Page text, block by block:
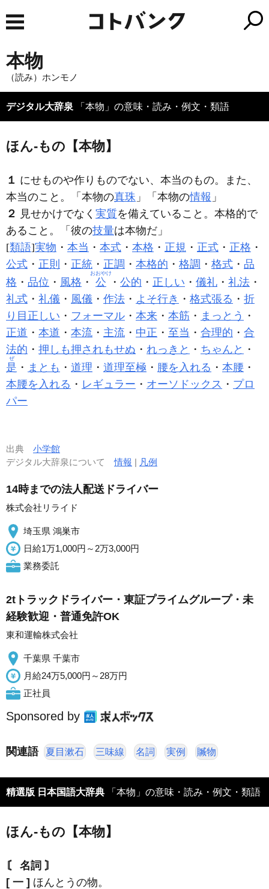
本物
（読み）ホンモノ
デジタル大辞泉 「本物」の意味・読み・例文・類語
ほん‐もの【本物】
１ にせものや作りものでない、本当のもの。また、
本当のこと。「 本物の真珠 」「 本物の情報 」
２ 見せかけでなく 実質を備えていること。本格的で
あること。「彼の技量は本物だ」
[類語]実物 ・ 本当 ・ 本式 ・ 本格 ・ 正規 ・ 正式 ・ 正格 ・
公式 ・ 正則 ・ 正統 ・ 正調 ・ 本格的 ・ 格調 ・ 格式 ・ 品
格 ・ 品位 ・ 風格 ・ 公
おおやけ
・ 公的 ・ 正しい ・ 儀礼 ・ 礼法 ・
礼式 ・ 礼儀 ・ 風儀 ・ 作法 ・ よそ行き ・ 格式張る ・ 折
り目正しい ・ フォーマル ・ 本来 ・ 本筋 ・ まっとう ・
正道 ・ 本道 ・ 本流 ・ 主流 ・ 中正 ・ 至当 ・ 合理的 ・ 合
法的 ・ 押しも押されもせぬ ・ れっきと ・ ちゃんと ・
是
ぜ
・ まとも ・ 道理 ・ 道理至極 ・ 腰を入れる ・ 本腰 ・
本腰を入れる ・ レギュラー ・ オーソドックス ・ プロ
パー
出典 小学館
デジタル大辞泉について情報 | 凡例
14時までの法人配送ドライバー
株式会社リライド
埼玉県 鴻巣市
日給1万1,000円～2万3,000円
業務委託
2tトラックドライバー・東証プライムグループ・未
経験歓迎・普通免許OK
東和運輸株式会社
千葉県 千葉市
月給24万5,000円～28万円
正社員
Sponsored by
関連語 夏目漱石 三味線 名詞 実例 贓物
精選版 日本国語大辞典 「本物」の意味・読み・例文・類語
ほん‐もの【本物】
〘 名詞 〙
[ 一 ] ほんとうの物。